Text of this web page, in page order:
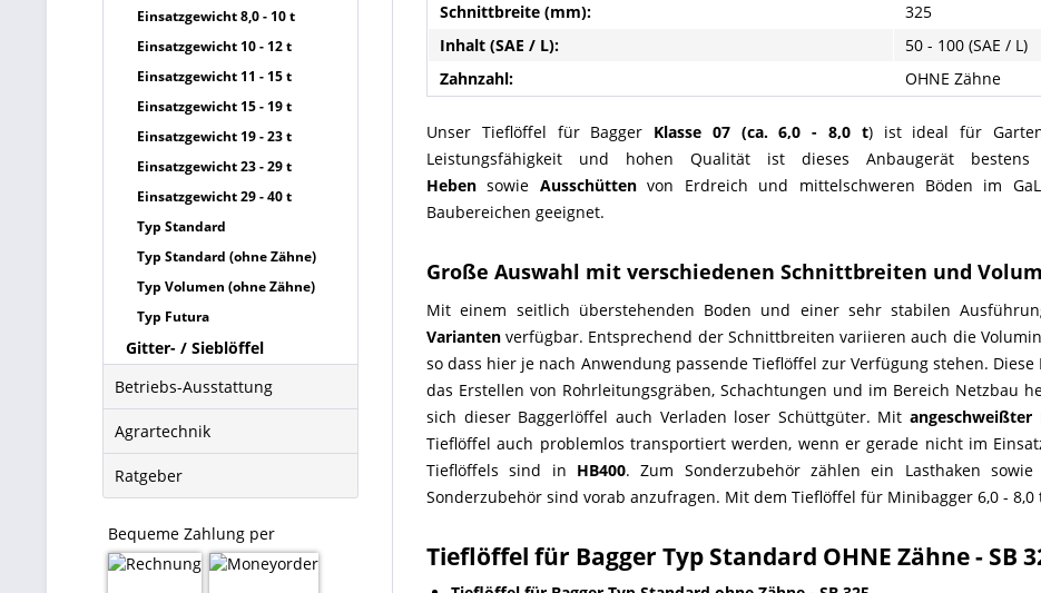
Einsatzgewicht 8,0 - 10 t
Einsatzgewicht 10 - 12 t
Einsatzgewicht 11 - 15 t
Einsatzgewicht 15 - 19 t
Einsatzgewicht 19 - 23 t
Einsatzgewicht 23 - 29 t
Einsatzgewicht 29 - 40 t
Typ Standard
Typ Standard (ohne Zähne)
Typ Volumen (ohne Zähne)
Typ Futura
Gitter- / Sieblöffel
Betriebs-Ausstattung
Agrartechnik
Ratgeber
Bequeme Zahlung per
Schnittbreite (mm):
325
Inhalt (SAE / L):
50 - 100 (SAE / L)
Zahnzahl:
OHNE Zähne
Unser Tieflöffel für Bagger Klasse 07 (ca. 6,0 - 8,0 t) ist ideal für
Leistungsfähigkeit und hohen Qualität ist dieses Anbaugerät
Heben sowie Ausschüttenvon Erdreich und mittelschweren Böden im
Baubereichen geeignet.
Große Auswahl mit verschiedenen Schnittbreiten und
Mit einem seitlich überstehenden Boden und einer sehr stabilen
Varianten verfügbar. Entsprechend der Schnittbreiten variieren auch die
so dass hier je nach Anwendung passende Tieflöffel zur Verfügung stehen.
das Erstellen von Rohrleitungsgräben, Schachtungen und im Bereich Netzbau
sich dieser Baggerlöffel auch Verladen loser Schüttgüter. Mitangeschweißter
Tieflöffel auch problemlos transportiert werden, wenn er gerade nicht im
Tieflöffels sind in HB400. Zum Sonderzubehör zählen ein Lasthaken
Sonderzubehör sind vorab anzufragen. Mit dem Tieflöffel für Minibagger 6,0 -
Tieflöffel für Bagger Typ Standard OHNE Zähne - SB